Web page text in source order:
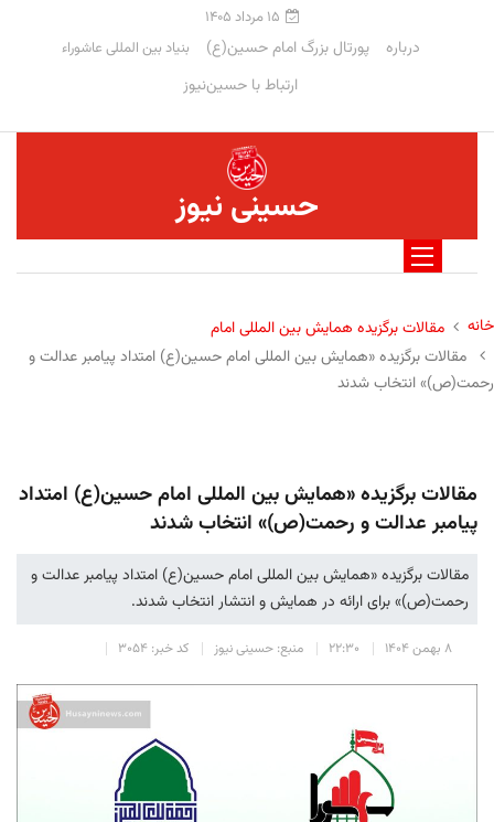
۱۵ مرداد ۱۴۰۵
درباره پورتال بزرگ امام حسین(ع) بنیاد بین المللی عاشوراء
ارتباط با حسین‌نیوز
حسینی نیوز
خانه
مقالات برگزیده همایش بین المللی امام
مقالات برگزیده «همایش بین المللی امام حسین(ع) امتداد پیامبر عدالت و
رحمت(ص)» انتخاب شدند
مقالات برگزیده «همایش بین المللی امام حسین(ع) امتداد
پیامبر عدالت و رحمت(ص)» انتخاب شدند
مقالات برگزیده «همایش بین المللی امام حسین(ع) امتداد پیامبر عدالت و
رحمت(ص)» برای ارائه در همایش و انتشار انتخاب شدند.
۸ بهمن ۱۴۰۴ ۲۲:۳۰ منبع: حسینی نیوز کد خبر: ۳۰۵۴